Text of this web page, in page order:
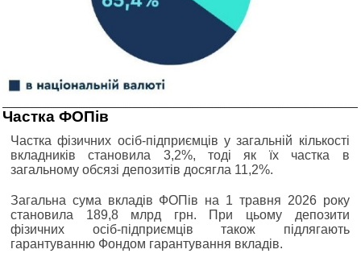
Частка ФОПів
Частка фізичних осіб-підприємців у загальній кількості
вкладників становила 3,2%, тоді як їх частка в
загальному обсязі депозитів досягла 11,2%.
Загальна сума вкладів ФОПів на 1 травня 2026 року
становила 189,8 млрд грн. При цьому депозити
фізичних осіб-підприємців також підлягають
гарантуванню Фондом гарантування вкладів.